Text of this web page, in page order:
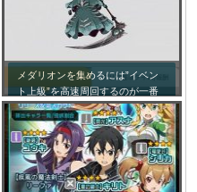
メダリオンを集めるには”イベン
ト上級”を高速周回するのが一番
効率が良い模様！